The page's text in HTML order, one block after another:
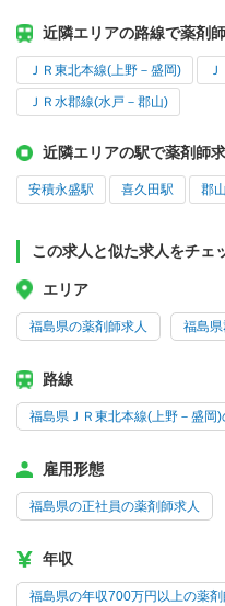
近隣エリアの路線で薬剤
ＪＲ東北本線(上野－盛岡)
ＪＲ水郡線(水戸－郡山)
近隣エリアの駅で薬剤師
安積永盛駅 喜久田駅 郡
この求人と似た求人をチェ
エリア
福島県の薬剤師求人 福島
路線
福島県ＪＲ東北本線(上野－盛岡)
雇用形態
福島県の正社員の薬剤師求人
年収
福島県の年収700万円以上の薬剤